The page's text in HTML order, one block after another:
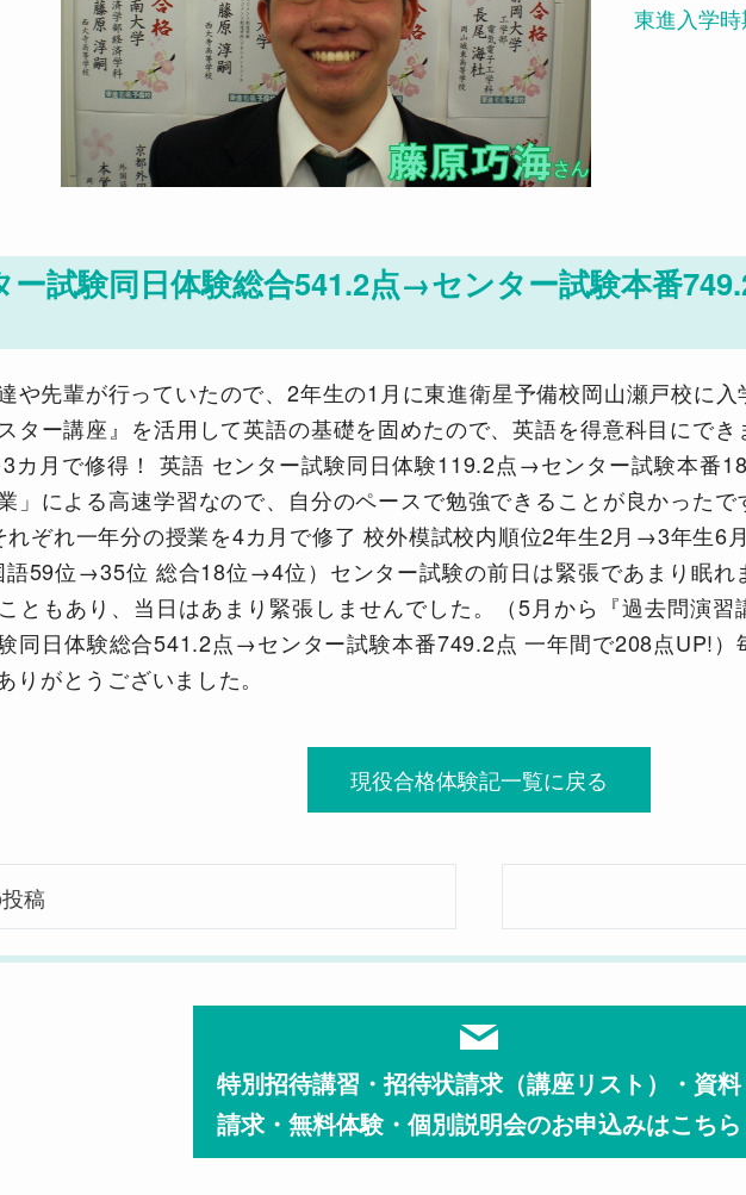
東進入学
ー試験同日体験総合541.2点→センター試験本番
や先輩が行っていたので、2年生の1月に東進衛星予備校岡山瀬戸校に
ター講座』を活用して英語の基礎を固めたので、英語を得意科目にで
カ月で修得！ 英語 センター試験同日体験119.2点→センター試験本番
」による高速学習なので、自分のペースで勉強できることが良かった
れぞれ一年分の授業を4カ月で修了 校外模試校内順位2年生2月→3年生
59位→35位 総合18位→4位）センター試験の前日は緊張であまり眠れ
ともあり、当日はあまり緊張しませんでした。（5月から『過去問演
同日体験総合541.2点→センター試験本番749.2点 一年間で208点UP!）
りがとうございました。
現役合格体験記一覧に戻る
稿
特別招待講習・招待状請求（講座リスト）・資料
請求・無料体験・個別説明会のお申込みはこちら